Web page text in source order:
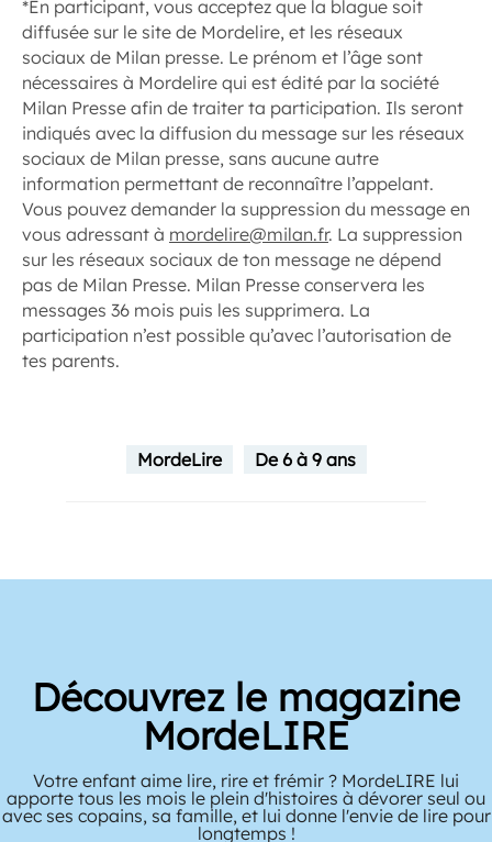
*En participant, vous acceptez que la blague soit
diffusée sur le site de Mordelire, et les réseaux
sociaux de Milan presse. Le prénom et l’âge sont
nécessaires à Mordelire qui est édité par la société
Milan Presse afin de traiter ta participation. Ils seront
indiqués avec la diffusion du message sur les réseaux
sociaux de Milan presse, sans aucune autre
information permettant de reconnaître l’appelant.
Vous pouvez demander la suppression du message en
vous adressant à mordelire@milan.fr. La suppression
sur les réseaux sociaux de ton message ne dépend
pas de Milan Presse. Milan Presse conservera les
messages 36 mois puis les supprimera. La
participation n’est possible qu’avec l’autorisation de
tes parents.
MordeLire De 6 à 9 ans
Découvrez le magazine
MordeLIRE
Votre enfant aime lire, rire et frémir ? MordeLIRE lui
apporte tous les mois le plein d'histoires à dévorer seul ou
avec ses copains, sa famille, et lui donne l'envie de lire pour
longtemps !